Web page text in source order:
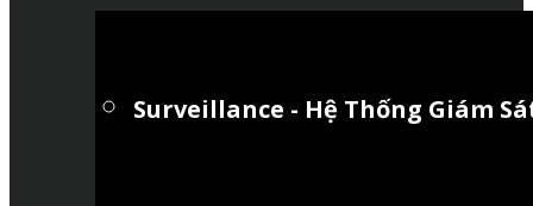
Surveillance - Hệ Thống Giám